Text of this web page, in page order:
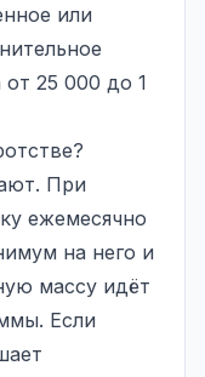
или
25 000 до 1
При
ежемесячно
на него и
массу идёт
Если